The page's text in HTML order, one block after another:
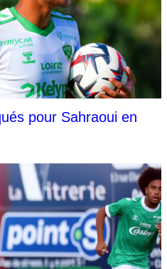
pour Sahraoui en